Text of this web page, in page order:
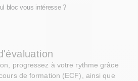
bloc vous intéresse ?
progressez à votre rythme grâce
de formation (ECF), ainsi que